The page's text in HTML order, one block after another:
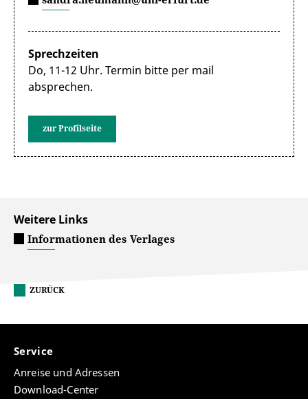
Sprechzeiten
Do, 11-12 Uhr. Termin bitte per mail
absprechen.
zur Profilseite
Weitere Links
Informationen des Verlages
ZURÜCK
Service
Anreise und Adressen
Download-Center